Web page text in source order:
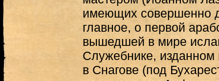
имеющих совершенно
главное, о первой
вышедшей в мире
Служебнике,
в Снагове (под